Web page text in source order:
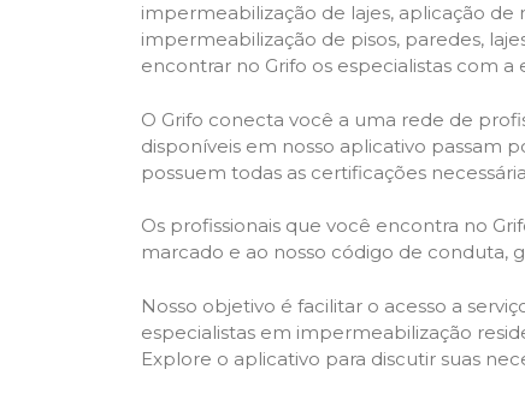
impermeabilização de lajes, aplicação
impermeabilização de pisos, paredes,
encontrar no Grifo os especialistas com
O Grifo conecta você a uma rede de
disponíveis em nosso aplicativo passam
possuem todas as certificações
Os profissionais que você encontra no
marcado e ao nosso código de conduta,
Nosso objetivo é facilitar o acesso a
especialistas em impermeabilização
Explore o aplicativo para discutir suas